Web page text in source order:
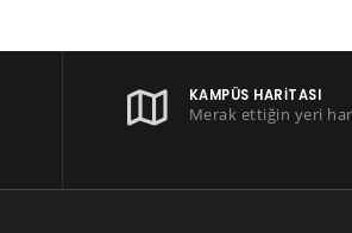
KAMPÜS HARITASI
Merak ettiğin yeri